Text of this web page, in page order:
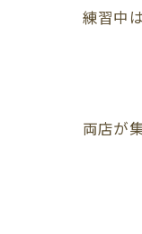
練習中
両店が